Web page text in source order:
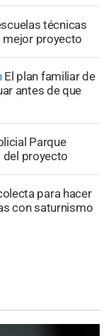
técnicas
mejor proyecto
El plan familiar de
antes de que
Parque
del proyecto
para hacer
con saturnismo